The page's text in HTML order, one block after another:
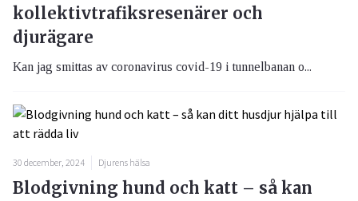
kollektivtrafiksresenärer och
djurägare
Kan jag smittas av coronavirus covid-19 i tunnelbanan o...
30 december, 2024 Djurens hälsa
Blodgivning hund och katt – så kan